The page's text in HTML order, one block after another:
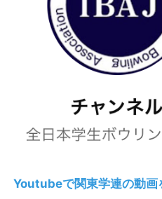
Youtubeで関東学連の動画